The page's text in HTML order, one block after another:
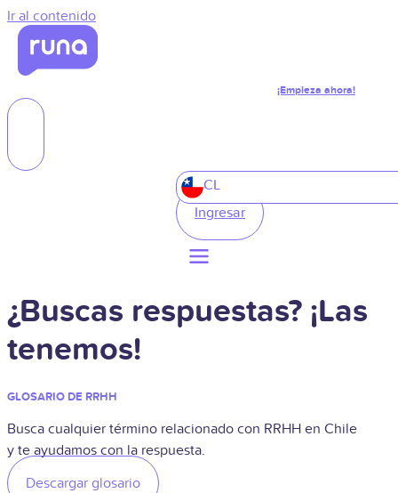
Ir al contenido
¡Empieza ahora!
CL
Ingresar
¿Buscas respuestas? ¡Las
tenemos!
GLOSARIO DE RRHH
Busca cualquier término relacionado con RRHH en Chile
y te ayudamos con la respuesta.
Descargar glosario